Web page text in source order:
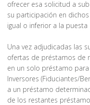
ofrecer esa solicitud a
su participación en
igual o inferior a la puesta
Una vez adjudicadas las
ofertas de préstamos de
en un solo préstamo
Inversores (Fiduciantes/
a un préstamo
de los restantes